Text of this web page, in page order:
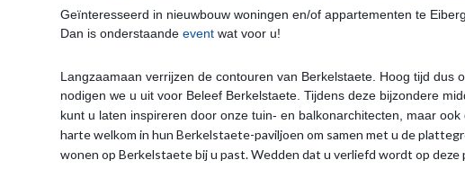
Geïnteresseerd in nieuwbouw woningen en/of appartementen te
Dan is onderstaande event wat voor u!
Langzaamaan verrijzen de contouren van Berkelstaete. Hoog tijd dus
nodigen we u uit voor Beleef Berkelstaete. Tijdens deze bijzondere
kunt u laten inspireren door onze tuin- en balkonarchitecten, maar
harte welkom in hun Berkelstaete-paviljoen om samen met u de
wonen op Berkelstaete bij u past. Wedden dat u verliefd wordt op deze